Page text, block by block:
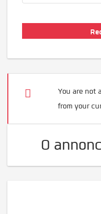
You are not
from your
0